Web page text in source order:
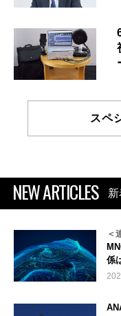
スペ
NEW ARTICLES
＜
係